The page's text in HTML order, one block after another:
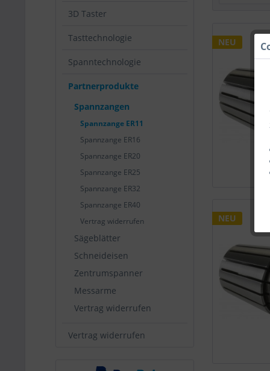
3D Taster
Tasttechnologie
Spanntechnologie
Partnerprodukte
Spannzangen
Spannzange ER11
Spannzange ER16
Spannzange ER20
Spannzange ER25
Spannzange ER32
Spannzange ER40
Vertrag widerrufen
Sägeblätter
Schneideisen
Zentrumspanner
Messarme
Vertrag widerrufen
Vertrag widerrufen
NEU
NEU